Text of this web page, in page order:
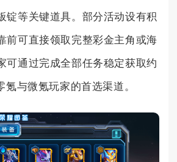
锭等关键道具。部分活动设有积
前可直接领取完整彩金主角或海
可通过完成全部任务稳定获取约
氪与微氪玩家的首选渠道。